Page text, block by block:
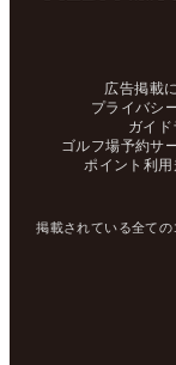
広告掲載
プライバシ
ガイド
ゴルフ場予約サ
ポイント利用
掲載されている全て